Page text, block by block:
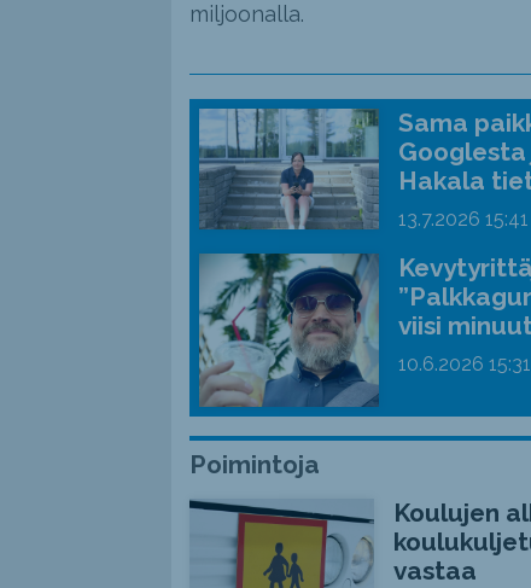
miljoonalla.
Sama
Hakala
13.7.2026 15:41
viisi
10.6.2026 15:31
Poimintoja
Koulujen
vastaa